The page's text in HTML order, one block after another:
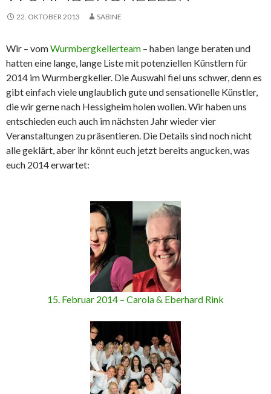
22. OKTOBER 2013 SABINE
Wir – vomWurmbergkellerteam – haben lange beraten und
hatten eine lange, lange Liste mit potenziellen Künstlern für
2014 im Wurmbergkeller. Die Auswahl fiel uns schwer, denn es
gibt einfach viele unglaublich gute und sensationelle Künstler,
die wir gerne nach Hessigheim holen wollen. Wir haben uns
entschieden euch auch im nächsten Jahr wieder vier
Veranstaltungen zu präsentieren. Die Details sind noch nicht
alle geklärt, aber ihr könnt euch jetzt bereits angucken, was
euch 2014 erwartet:
15. Februar 2014 – Carola & Eberhard Rink